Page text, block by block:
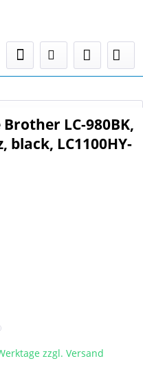
Select Language ▼
LC-980BK,
black, LC1100HY-
zzgl. Versand